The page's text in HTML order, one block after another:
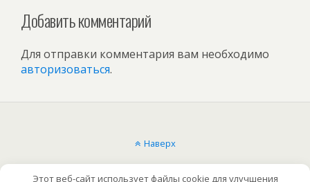
Добавить комментарий
Для отправки комментария вам необходимо
авторизоваться.
Наверх
Мобильн. Компьютерная
Этот веб-сайт использует файлы cookie для улучшения